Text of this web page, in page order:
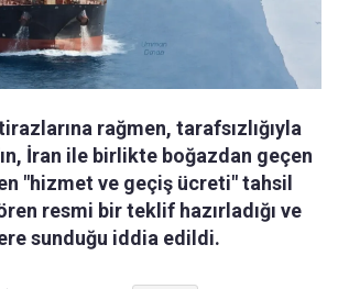
rağmen, tarafsızlığıyla
İran ile birlikte boğazdan geçen
"hizmet ve geçiş ücreti" tahsil
resmi bir teklif hazırladığı ve
sunduğu iddia edildi.